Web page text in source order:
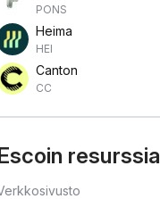
PONS
Heima
HEI
Canton
CC
resurssia